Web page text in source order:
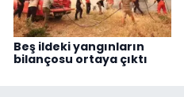
Beş ildeki yangınların
bilançosu ortaya çıktı